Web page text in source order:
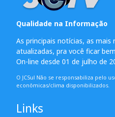
Qualidade na Informação
As principais notícias, as
atualizadas, pra você ficar
On-line desde 01 de julho de
O JCSul Não se responsabiliza pelo
econômicas/clima disponibilizados.
Links